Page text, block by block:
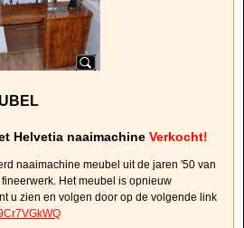
Helvetia naaimachine Verkocht!
naaimachine meubel uit de jaren '50 van
Het meubel is opnieuw
u zien en volgen door op de volgende link